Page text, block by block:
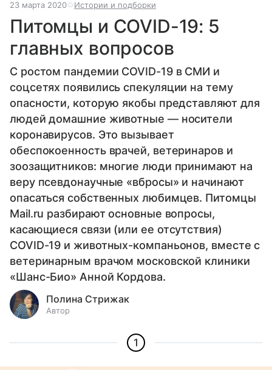
23 марта 2020 Истории и подборки
Питомцы и COVID-19: 5
главных вопросов
С ростом пандемии COVID-19 в СМИ и
соцсетях появились спекуляции на тему
опасности, которую якобы представляют для
людей домашние животные — носители
коронавирусов. Это вызывает
обеспокоенность врачей, ветеринаров и
зоозащитников: многие люди принимают на
веру псевдонаучные «вбросы» и начинают
опасаться собственных любимцев. Питомцы
Mail.ru разбирают основные вопросы,
касающиеся связи (или ее отсутствия)
COVID-19 и животных-компаньонов, вместе с
ветеринарным врачом московской клиники
«Шанс-Био» Анной Кордова.
Полина Стрижак
Автор
1